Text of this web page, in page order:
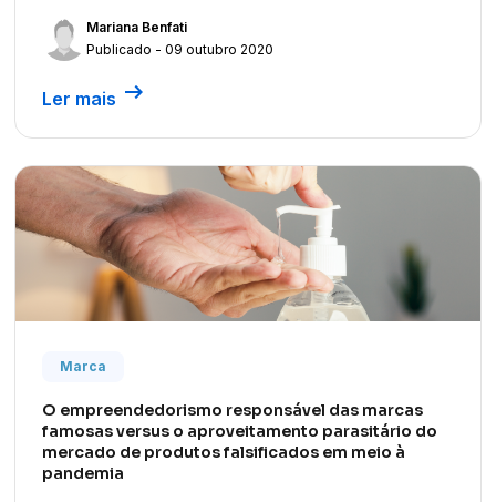
Mariana Benfati
Publicado - 09 outubro 2020
Ler mais arrow_right_alt
Marca
O empreendedorismo responsável das marcas
famosas versus o aproveitamento parasitário do
mercado de produtos falsificados em meio à
pandemia